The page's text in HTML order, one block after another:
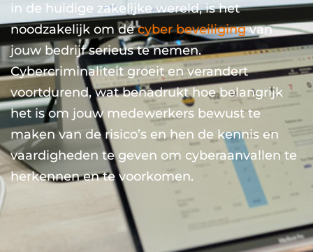
in de huidige zakelijke wereld, is het
noodzakelijk om decyber beveiligingvan
jouw bedrijf serieus te nemen.
Cybercriminaliteit groeit en verandert
voortdurend, wat benadrukt hoe belangrijk
het is om jouw medewerkers bewust te
maken van de risico’s en hen de kennis en
vaardigheden te geven om cyberaanvallen te
herkennen en te voorkomen.